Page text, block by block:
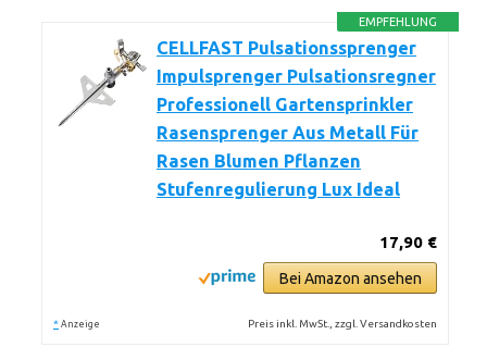
EMPFEHLUNG
CELLFAST Pulsationssprenger
Impulsprenger Pulsationsregner
Professionell Gartensprinkler
Rasensprenger Aus Metall Für
Rasen Blumen Pflanzen
Stufenregulierung Lux Ideal
17,90 €
Bei Amazon ansehen
* Anzeige Preis inkl. MwSt., zzgl. Versandkosten